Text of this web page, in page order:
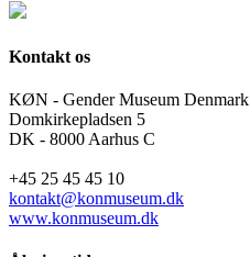
Kontakt os
KØN - Gender Museum Denmark
Domkirkepladsen 5
DK - 8000 Aarhus C
+45 25 45 45 10
kontakt@konmuseum.dk
www.konmuseum.dk